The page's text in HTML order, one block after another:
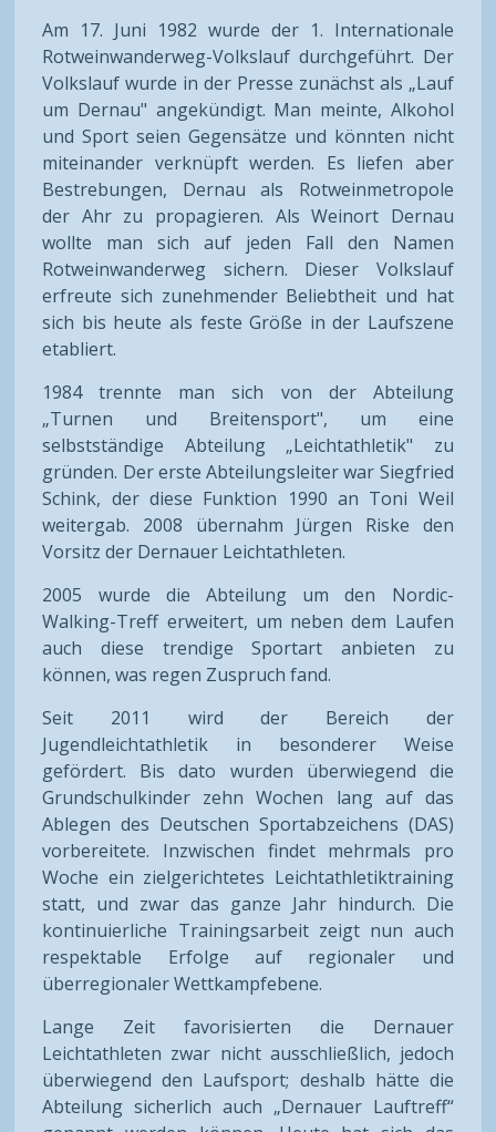
Am 17. Juni 1982 wurde der 1. Internationale
Rotweinwanderweg-Volkslauf durchgeführt. Der
Volkslauf wurde in der Presse zunächst als „Lauf
um Dernau" angekündigt. Man meinte, Alkohol
und Sport seien Gegensätze und könnten nicht
miteinander verknüpft werden. Es liefen aber
Bestrebungen, Dernau als Rotweinmetropole
der Ahr zu propagieren. Als Weinort Dernau
wollte man sich auf jeden Fall den Namen
Rotweinwanderweg sichern. Dieser Volkslauf
erfreute sich zunehmender Beliebtheit und hat
sich bis heute als feste Größe in der Laufszene
etabliert.
1984 trennte man sich von der Abteilung
„Turnen und Breitensport", um eine
selbstständige Abteilung „Leichtathletik" zu
gründen. Der erste Abteilungsleiter war Siegfried
Schink, der diese Funktion 1990 an Toni Weil
weitergab. 2008 übernahm Jürgen Riske den
Vorsitz der Dernauer Leichtathleten.
2005 wurde die Abteilung um den Nordic-
Walking-Treff erweitert, um neben dem Laufen
auch diese trendige Sportart anbieten zu
können, was regen Zuspruch fand.
Seit 2011 wird der Bereich der
Jugendleichtathletik in besonderer Weise
gefördert. Bis dato wurden überwiegend die
Grundschulkinder zehn Wochen lang auf das
Ablegen des Deutschen Sportabzeichens (DAS)
vorbereitete. Inzwischen findet mehrmals pro
Woche ein zielgerichtetes Leichtathletiktraining
statt, und zwar das ganze Jahr hindurch. Die
kontinuierliche Trainingsarbeit zeigt nun auch
respektable Erfolge auf regionaler und
überregionaler Wettkampfebene.
Lange Zeit favorisierten die Dernauer
Leichtathleten zwar nicht ausschließlich, jedoch
überwiegend den Laufsport; deshalb hätte die
Abteilung sicherlich auch „Dernauer Lauftreff“